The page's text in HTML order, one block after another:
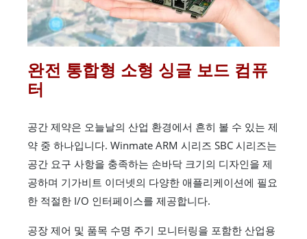
완전 통합형 소형 싱글 보드 컴퓨
터
공간 제약은 오늘날의 산업 환경에서 흔히 볼 수 있는 제
약 중 하나입니다. Winmate ARM 시리즈 SBC 시리즈는
공간 요구 사항을 충족하는 손바닥 크기의 디자인을 제
공하며 기가비트 이더넷의 다양한 애플리케이션에 필요
한 적절한 I/O 인터페이스를 제공합니다.
공장 제어 및 품목 수명 주기 모니터링을 포함한 산업용